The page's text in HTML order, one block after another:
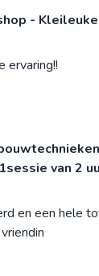
-
ervaring!!
van 2
en een hele